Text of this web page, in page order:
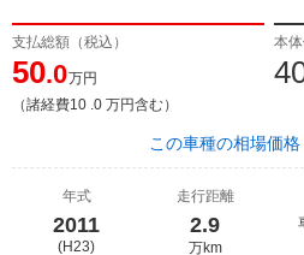
支払総額（税込）
50.0万円
（諸経費10 .0 万円含む）
本体
この車種の相場価
年式
2011
(H23)
走行距離
2.9
万km